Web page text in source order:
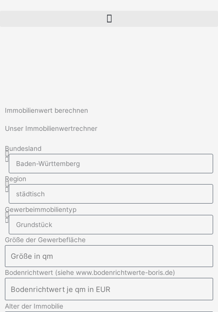
Immobilienwert berechnen
Unser Immobilienwertrechner
Bundesland
Region
Gewerbeimmobilientyp
Größe der Gewerbefläche
Bodenrichtwert (siehe www.bodenrichtwerte-boris.de)
Alter der Immobilie